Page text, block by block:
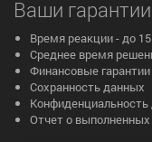
Ваши гарантии
Время реакции - до
Среднее время
Финансовые
Сохранность данных
Отчет о выполненных